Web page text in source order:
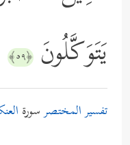
یَتَوَكَّلُونَ ﴿٥٩﴾
تفسير المختصرسورة